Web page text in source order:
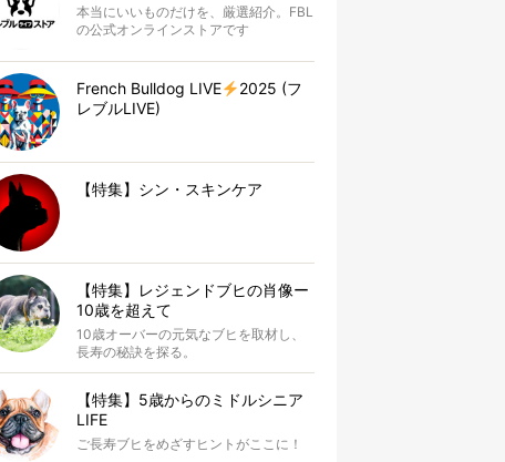
本当にいいものだけを、厳選紹介。FBL
の公式オンラインストアです
French Bulldog LIVE
2025 (フ
レブルLIVE)
【特集】シン・スキンケア
【特集】レジェンドブヒの肖像ー
10歳を超えて
10歳オーバーの元気なブヒを取材し、
長寿の秘訣を探る。
【特集】5歳からのミドルシニア
LIFE
ご長寿ブヒをめざすヒントがここに！